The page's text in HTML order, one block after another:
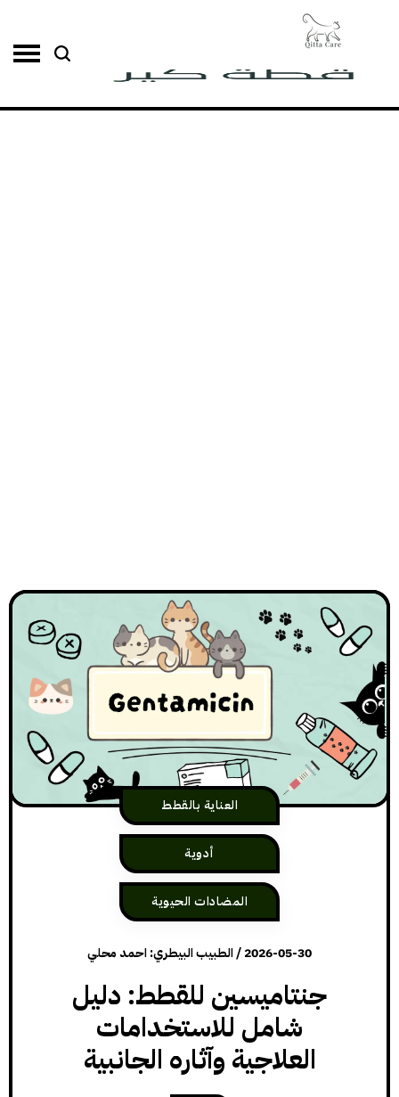
العناية بالقطط
أدوية
المضادات الحيوية
2026-05-30
/الطبيب البيطري: احمد محلي
جنتاميسين للقطط: دليل
شامل للاستخدامات
العلاجية وآثاره الجانبية